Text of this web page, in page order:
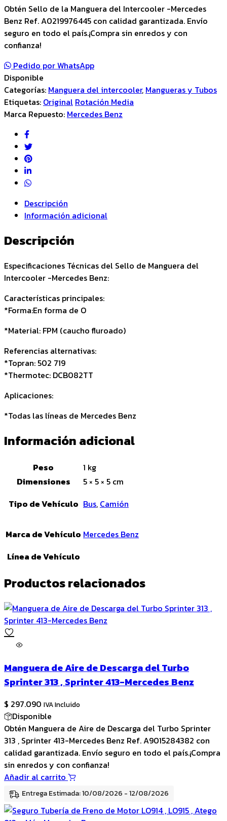
Obtén Sello de la Manguera del Intercooler -Mercedes
Benz Ref. A0219976445 con calidad garantizada. Envío
seguro en todo el país.¡Compra sin enredos y con
confianza!
Pedido por WhatsApp
Disponible
Categorías: Manguera del intercooler, Mangueras y Tubos
Etiquetas: Original Rotación Media
Marca Repuesto: Mercedes Benz
Descripción
Información adicional
Descripción
Especificaciones Técnicas del Sello de Manguera del
Intercooler -Mercedes Benz:
Características principales:
*Forma:En forma de O
*Material: FPM (caucho fluroado)
Referencias alternativas:
*Topran: 502 719
*Thermotec: DCB082TT
Aplicaciones:
*Todas las líneas de Mercedes Benz
Información adicional
Peso
1 kg
Dimensiones
5 × 5 × 5 cm
Tipo de Vehículo Bus, Camión
Marca de Vehículo Mercedes Benz
Línea de Vehículo
Productos relacionados
Manguera de Aire de Descarga del Turbo
Sprinter 313 , Sprinter 413-Mercedes Benz
$ 297.090 IVA Incluido
Disponible
Obtén Manguera de Aire de Descarga del Turbo Sprinter
313 , Sprinter 413-Mercedes Benz Ref. A9015284382 con
calidad garantizada. Envío seguro en todo el país.¡Compra
sin enredos y con confianza!
Añadir al carrito
Entrega Estimada: 10/08/2026 - 12/08/2026